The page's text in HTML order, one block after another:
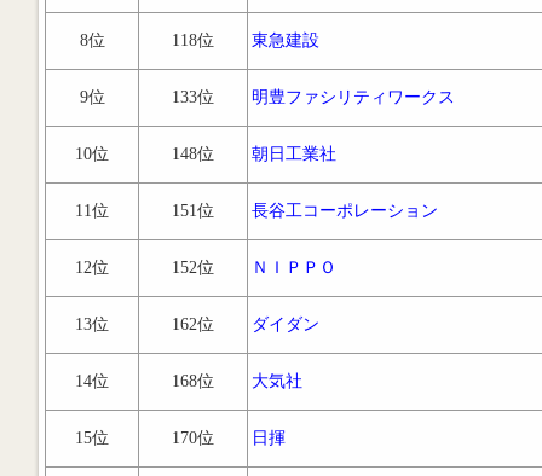
8位 118位 東急建設
9位 133位 明豊ファシリティワークス
10位 148位 朝日工業社
11位 151位 長谷工コーポレーション
12位 152位 ＮＩＰＰＯ
13位 162位 ダイダン
14位 168位 大気社
15位 170位 日揮